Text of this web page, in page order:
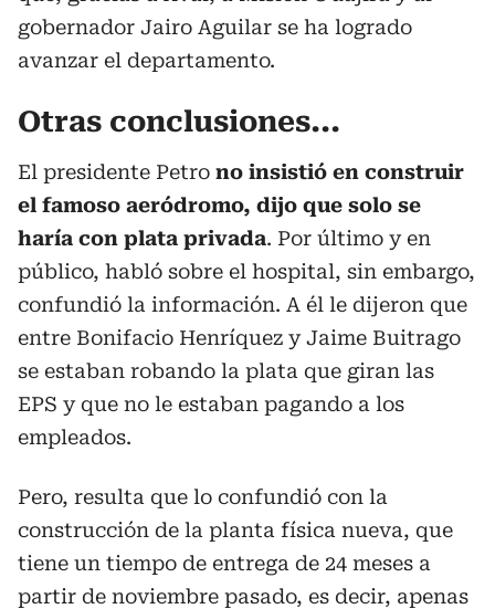
gobernador Jairo Aguilar se ha logrado
avanzar el departamento.
Otras conclusiones...
El presidente Petro no insistió en construir
el famoso aeródromo, dijo que solo se
haría con plata privada. Por último y en
público, habló sobre el hospital, sin embargo,
confundió la información. A él le dijeron que
entre Bonifacio Henríquez y Jaime Buitrago
se estaban robando la plata que giran las
EPS y que no le estaban pagando a los
empleados.
Pero, resulta que lo confundió con la
construcción de la planta física nueva, que
tiene un tiempo de entrega de 24 meses a
partir de noviembre pasado, es decir, apenas